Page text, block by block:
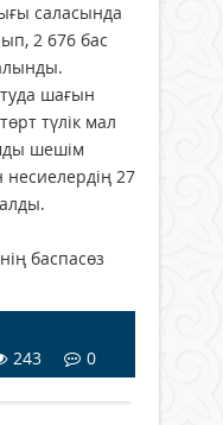
саласында
2 676 бас
шағын
түлік мал
шешім
27
баспасөз
243 0